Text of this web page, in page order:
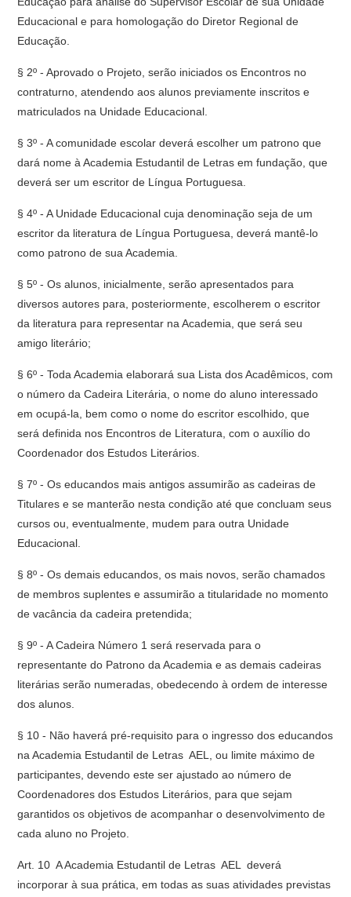
Educacional e para homologação do Diretor Regional de
Educação.
§ 2º - Aprovado o Projeto, serão iniciados os Encontros no
contraturno, atendendo aos alunos previamente inscritos e
matriculados na Unidade Educacional.
§ 3º - A comunidade escolar deverá escolher um patrono que
dará nome à Academia Estudantil de Letras em fundação, que
deverá ser um escritor de Língua Portuguesa.
§ 4º - A Unidade Educacional cuja denominação seja de um
escritor da literatura de Língua Portuguesa, deverá mantê-lo
como patrono de sua Academia.
§ 5º - Os alunos, inicialmente, serão apresentados para
diversos autores para, posteriormente, escolherem o escritor
da literatura para representar na Academia, que será seu
amigo literário;
§ 6º - Toda Academia elaborará sua Lista dos Acadêmicos, com
o número da Cadeira Literária, o nome do aluno interessado
em ocupá-la, bem como o nome do escritor escolhido, que
será definida nos Encontros de Literatura, com o auxílio do
Coordenador dos Estudos Literários.
§ 7º - Os educandos mais antigos assumirão as cadeiras de
Titulares e se manterão nesta condição até que concluam seus
cursos ou, eventualmente, mudem para outra Unidade
Educacional.
§ 8º - Os demais educandos, os mais novos, serão chamados
de membros suplentes e assumirão a titularidade no momento
de vacância da cadeira pretendida;
§ 9º - A Cadeira Número 1 será reservada para o
representante do Patrono da Academia e as demais cadeiras
literárias serão numeradas, obedecendo à ordem de interesse
dos alunos.
§ 10 - Não haverá pré-requisito para o ingresso dos educandos
na Academia Estudantil de Letras  AEL, ou limite máximo de
participantes, devendo este ser ajustado ao número de
Coordenadores dos Estudos Literários, para que sejam
garantidos os objetivos de acompanhar o desenvolvimento de
cada aluno no Projeto.
Art. 10  A Academia Estudantil de Letras  AEL  deverá
incorporar à sua prática, em todas as suas atividades previstas